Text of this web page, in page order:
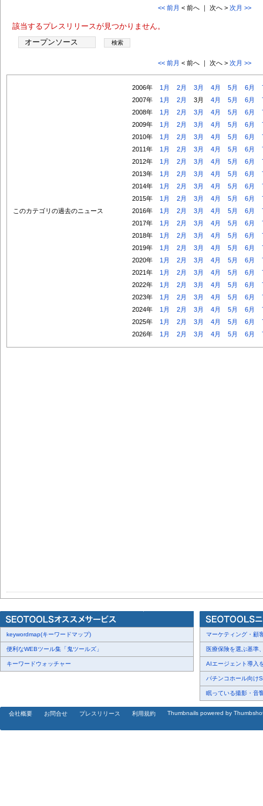
<< 前月 < 前へ ｜ 次へ > 次月 >>
該当するプレスリリースが見つかりません。
<< 前月 < 前へ ｜ 次へ > 次月 >>
このカテゴリの過去のニュース
2006年 1月 2月 3月 4月 5月 6月
2007年
1月 2月 3月 4月 5月 6月
2008年
1月 2月 3月 4月 5月 6月
2009年
1月 2月 3月 4月 5月 6月
2010年
1月 2月 3月 4月 5月 6月
2011年
1月 2月 3月 4月 5月 6月
2012年
1月 2月 3月 4月 5月 6月
2013年
1月 2月 3月 4月 5月 6月
2014年
1月 2月 3月 4月 5月 6月
2015年
1月 2月 3月 4月 5月 6月
2016年
1月 2月 3月 4月 5月 6月
2017年
1月 2月 3月 4月 5月 6月
2018年
1月 2月 3月 4月 5月 6月
2019年
1月 2月 3月 4月 5月 6月
2020年
1月 2月 3月 4月 5月 6月
2021年
1月 2月 3月 4月 5月 6月
2022年
1月 2月 3月 4月 5月 6月
2023年
1月 2月 3月 4月 5月 6月
2024年
1月 2月 3月 4月 5月 6月
2025年
1月 2月 3月 4月 5月 6月
2026年
1月 2月 3月 4月 5月 6月
keywordmap(キーワードマップ)
便利なWEBツール集「鬼ツールズ」
キーワードウォッチャー
マーケティング・顧
医療保険を選ぶ基準
AIエージェント導入
パチンコホール向け
眠っている撮影・音
会社概要 お問合せ プレスリリース 利用規約 Thumbnails powered by